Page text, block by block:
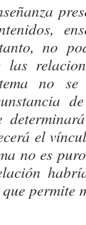
no
no
el
no es
permite